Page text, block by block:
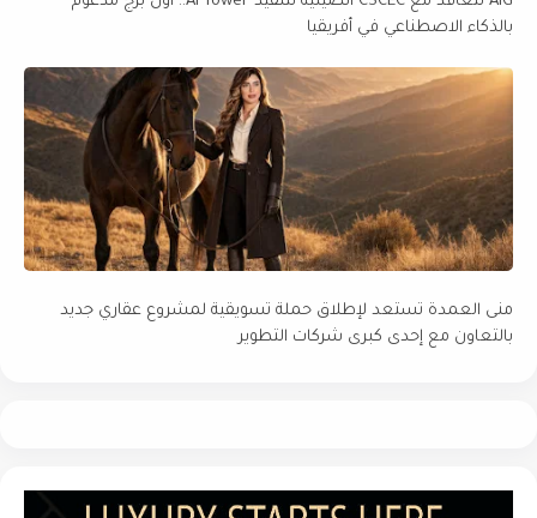
بالذكاء الاصطناعي في أفريقيا
منى العمدة تستعد لإطلاق حملة تسويقية لمشروع عقاري جديد
بالتعاون مع إحدى كبرى شركات التطوير